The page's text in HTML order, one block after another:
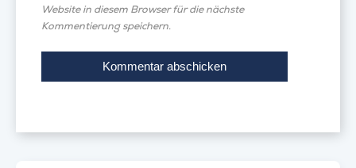
Website in diesem Browser für die nächste
Kommentierung speichern.